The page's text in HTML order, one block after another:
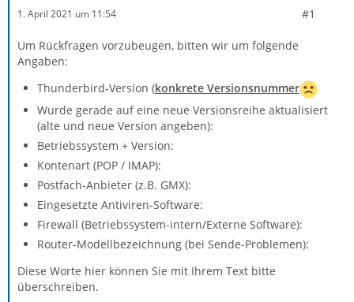
1. April 2021 um 11:54 #1
Um Rückfragen vorzubeugen, bitten wir um folgende
Angaben:
Thunderbird-Version (konkrete Versionsnummer
Wurde gerade auf eine neue Versionsreihe aktualisiert
(alte und neue Version angeben):
Betriebssystem + Version:
Kontenart (POP / IMAP):
Postfach-Anbieter (z.B. GMX):
Eingesetzte Antiviren-Software:
Firewall (Betriebssystem-intern/Externe Software):
Router-Modellbezeichnung (bei Sende-Problemen):
Diese Worte hier können Sie mit Ihrem Text bitte
überschreiben.